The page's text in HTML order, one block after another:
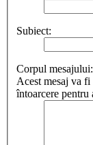
Subiect:
Corpul mesajului:
Acest mesaj va
întoarcere pentru